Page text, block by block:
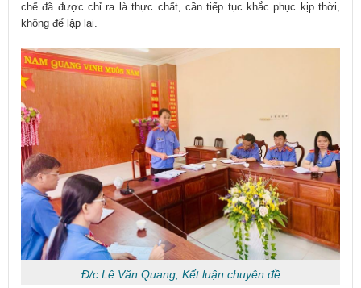
chế đã được chỉ ra là thực chất, cần tiếp tục khắc phục kịp thời,
không để lặp lại.
Đ/c Lê Văn Quang, Kết luận chuyên đề